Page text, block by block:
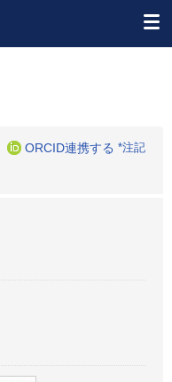
ORCID連携する *注記